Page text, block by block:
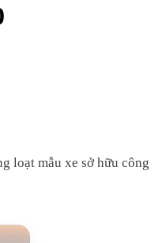
loạt mẫu xe sở hữu công